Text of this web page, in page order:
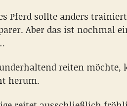
Pferd sollte anders
Aber das ist nochmal
reiten möchte,
herum.